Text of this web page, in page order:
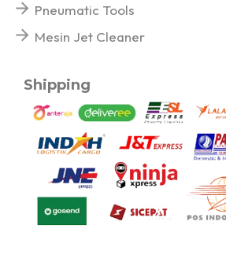
Pneumatic Tools
Mesin Jet Cleaner
Shipping